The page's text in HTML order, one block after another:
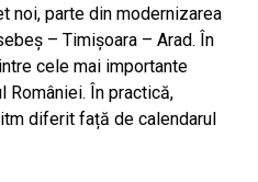
noi, parte din modernizarea
– Timișoara – Arad. În
cele mai importante
În practică,
diferit față de calendarul